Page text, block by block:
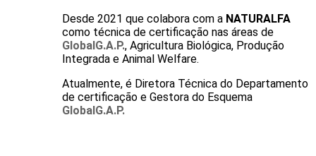
Desde 2021 que colabora com a NATURALFA
como técnica de certificação nas áreas de
GlobalG.A.P., Agricultura Biológica, Produção
Integrada e Animal Welfare.
Atualmente, é Diretora Técnica do Departamento
de certificação e Gestora do Esquema
GlobalG.A.P.